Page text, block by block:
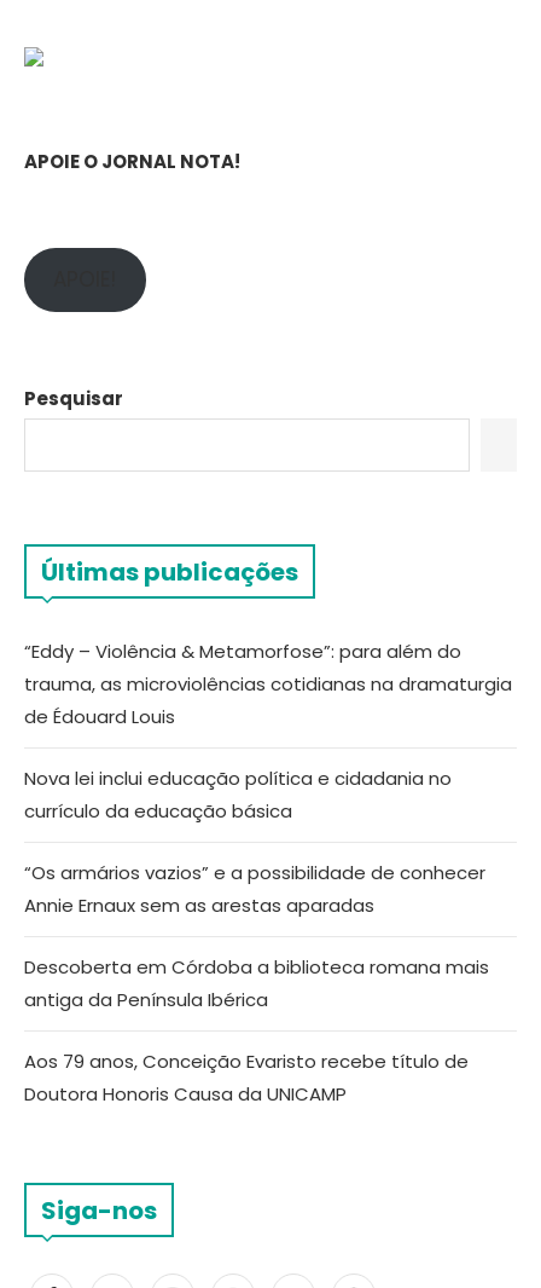
APOIE O JORNAL NOTA!
Pesquisar
Últimas publicações
“Eddy – Violência & Metamorfose”: para além do
trauma, as microviolências cotidianas na dramaturgia
de Édouard Louis
Nova lei inclui educação política e cidadania no
currículo da educação básica
“Os armários vazios” e a possibilidade de conhecer
Annie Ernaux sem as arestas aparadas
Descoberta em Córdoba a biblioteca romana mais
antiga da Península Ibérica
Aos 79 anos, Conceição Evaristo recebe título de
Doutora Honoris Causa da UNICAMP
Siga-nos